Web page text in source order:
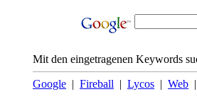
Mit den eingetragenen Keywords
Google | Fireball | Lycos | Web